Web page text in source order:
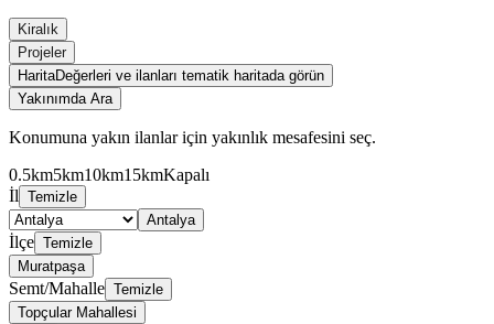
Kiralık
Projeler
HaritaDeğerleri ve ilanları tematik haritada görün
Yakınımda Ara
Konumuna yakın ilanlar için yakınlık mesafesini seç.
0.5km5km10km15kmKapalı
İl Temizle
Antalya
İlçe Temizle
Muratpaşa
Semt/Mahalle Temizle
Topçular Mahallesi